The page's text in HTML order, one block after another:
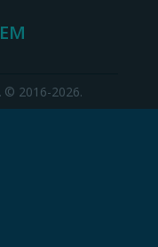
© 2016-2026.